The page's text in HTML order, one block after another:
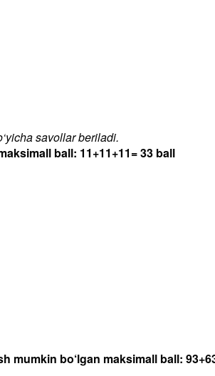
savollar beriladi.
ball: 11+11+11= 33 ball
mumkin bo‘lgan maksimall ball: